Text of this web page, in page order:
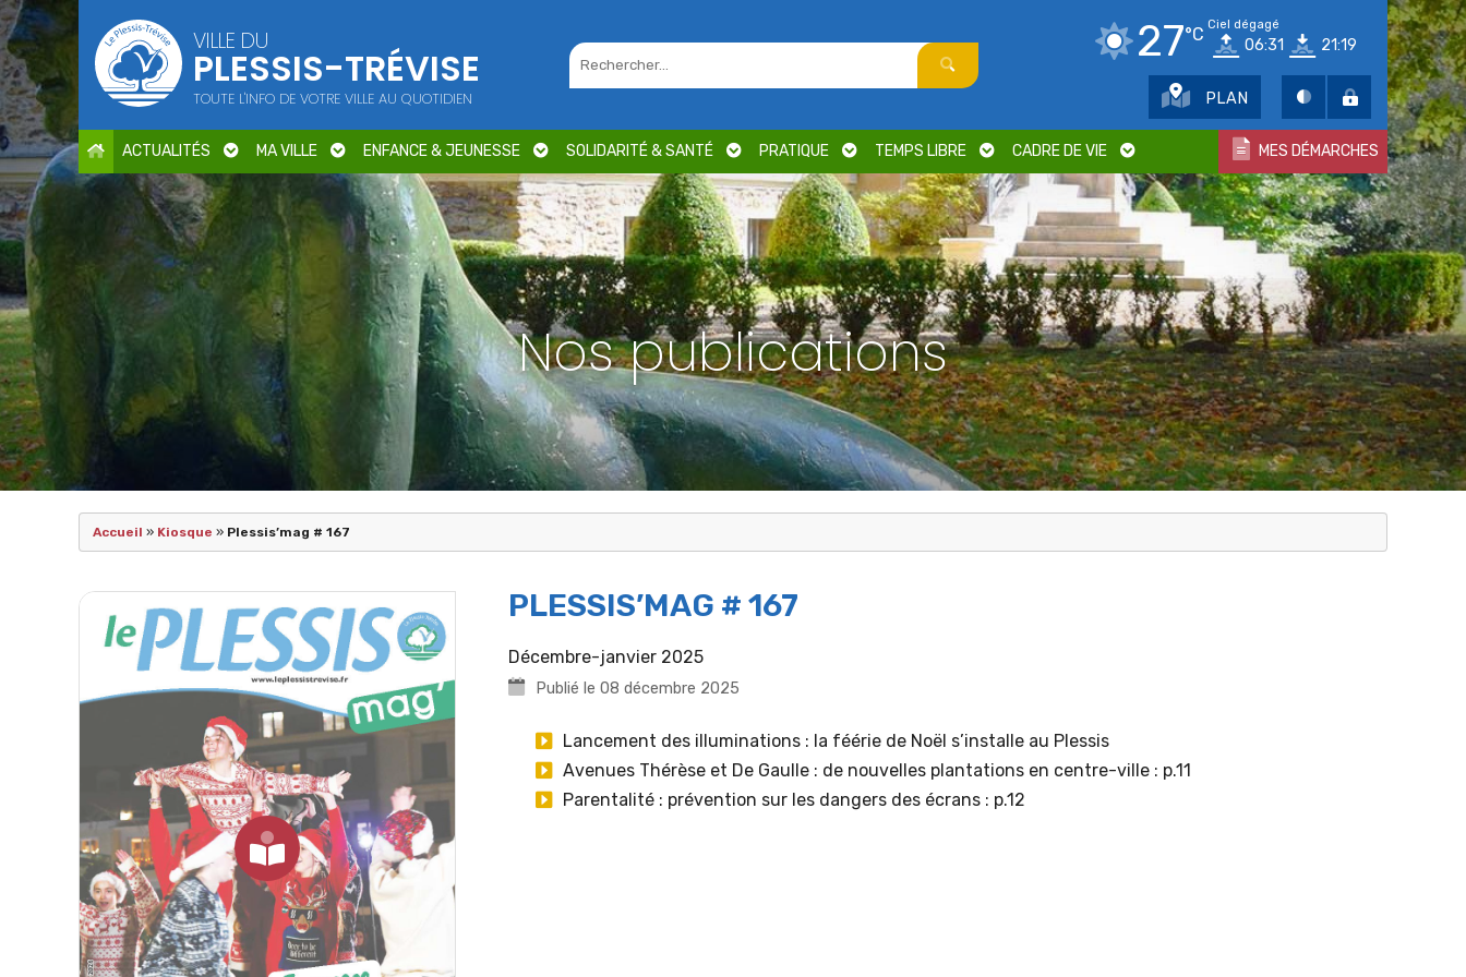
Points d'intérêt
Parcs et jardins
Services publics
Culture
Cimetière / Eglise
Petite enfance
Seniors
Sports
Centres de loisirs
Education
VILLE DU
PLESSIS-TRÉVISE
TOUTE L'INFO DE VOTRE VILLE AU QUOTIDIEN
27°C Ciel dégagé
06:31 21:19
PLAN
ACTUALITÉS MA VILLE ENFANCE & JEUNESSE SOLIDARITÉ & SANTÉ PRATIQUE TEMPS LIBRE CADRE DE VIE MES DÉMARCHES
Nos publications
Accueil » Kiosque » Plessis’mag # 167
PLESSIS’MAG # 167
Décembre-janvier 2025
Publié le 08 décembre 2025
Lancement des illuminations : la féérie de Noël s’installe au Plessis
Avenues Thérèse et De Gaulle : de nouvelles plantations en centre-ville : p.11
Parentalité : prévention sur les dangers des écrans : p.12